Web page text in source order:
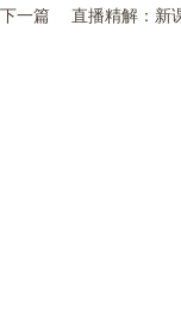
下一篇 直播精解：新